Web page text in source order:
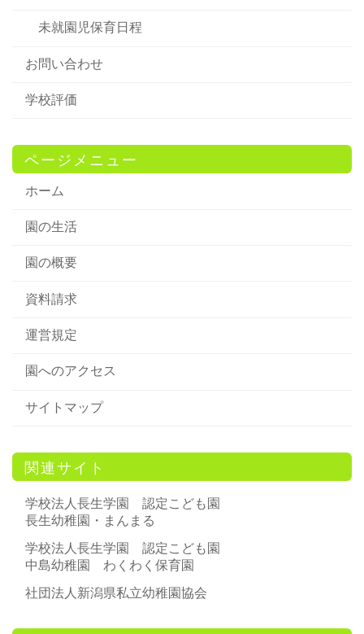
未就園児保育日程
お問い合わせ
学校評価
ページメニュー
ホーム
園の生活
園の概要
資料請求
運営規定
園へのアクセス
サイトマップ
関連サイト
学校法人長生学園 認定こども園
長生幼稚園・まんまる
学校法人長生学園 認定こども園
中島幼稚園 わくわく保育園
社団法人新潟県私立幼稚園協会